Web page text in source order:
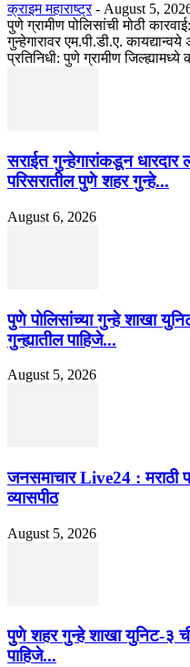
क्राइम महाराष्ट्र - August 5,
पुणे ग्रामीण पोलिसांची मोठी
गुन्हेगारावर एम.पी.डी.ए.
प्रतिनिधी: पुणे ग्रामीण जिल्ह्यामध्ये
सराईत गुन्हेगारांकडून धारदार
परिसरातील पुणे शहर गुन्हे...
August 6, 2026
पुणे पोलिसांच्या गुन्हे शाखा
गुन्ह्यातील पाहिजे...
August 5, 2026
जनसमाचार Live24 : मराठी
व्यासपीठ
August 5, 2026
पुणे शहर गुन्हे शाखा युनिट-३
पाहिजे...